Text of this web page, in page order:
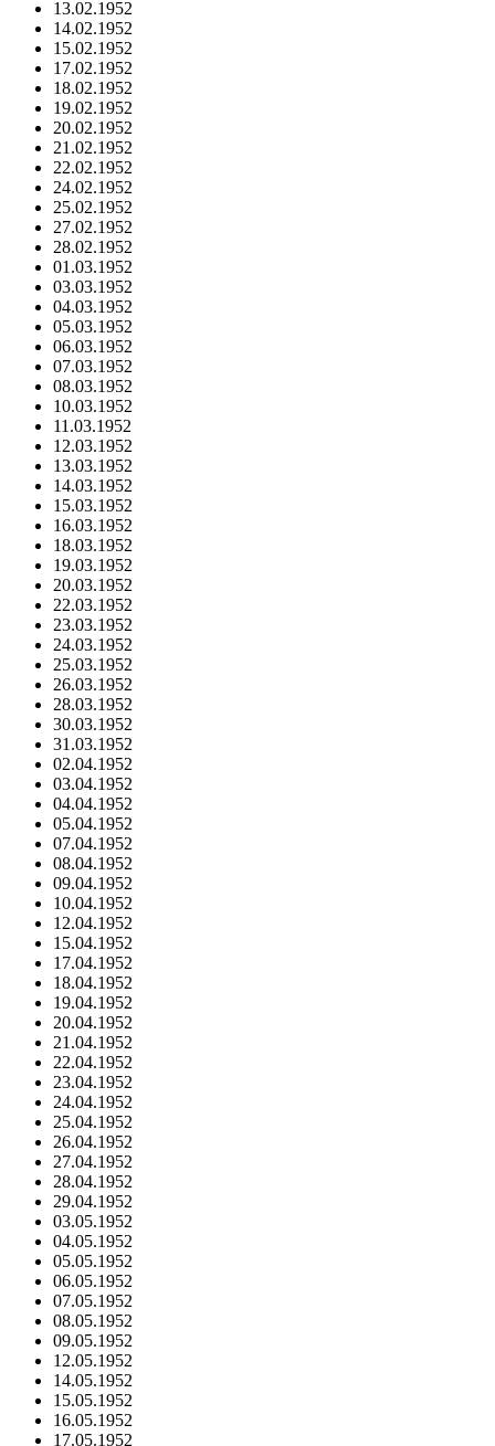
13.02.1952
14.02.1952
15.02.1952
17.02.1952
18.02.1952
19.02.1952
20.02.1952
21.02.1952
22.02.1952
24.02.1952
25.02.1952
27.02.1952
28.02.1952
01.03.1952
03.03.1952
04.03.1952
05.03.1952
06.03.1952
07.03.1952
08.03.1952
10.03.1952
11.03.1952
12.03.1952
13.03.1952
14.03.1952
15.03.1952
16.03.1952
18.03.1952
19.03.1952
20.03.1952
22.03.1952
23.03.1952
24.03.1952
25.03.1952
26.03.1952
28.03.1952
30.03.1952
31.03.1952
02.04.1952
03.04.1952
04.04.1952
05.04.1952
07.04.1952
08.04.1952
09.04.1952
10.04.1952
12.04.1952
15.04.1952
17.04.1952
18.04.1952
19.04.1952
20.04.1952
21.04.1952
22.04.1952
23.04.1952
24.04.1952
25.04.1952
26.04.1952
27.04.1952
28.04.1952
29.04.1952
03.05.1952
04.05.1952
05.05.1952
06.05.1952
07.05.1952
08.05.1952
09.05.1952
12.05.1952
14.05.1952
15.05.1952
16.05.1952
17.05.1952